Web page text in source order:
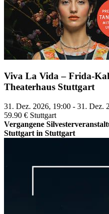
Viva La Vida – Frida-
Theaterhaus Stuttgart
31. Dez. 2026, 19:00 - 31. Dez.
59.90 € Stuttgart
Vergangene
Stuttgart in Stuttgart